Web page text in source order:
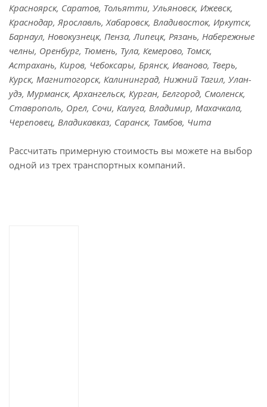
Красноярск, Саратов, Тольятти, Ульяновск, Ижевск,
Краснодар, Ярославль, Хабаровск, Владивосток, Иркутск,
Барнаул, Новокузнецк, Пенза, Липецк, Рязань, Набережные
челны, Оренбург, Тюмень, Тула, Кемерово, Томск,
Астрахань, Киров, Чебоксары, Брянск, Иваново, Тверь,
Курск, Магнитогорск, Калининград, Нижний Тагил, Улан-
удэ, Мурманск, Архангельск, Курган, Белгород, Смоленск,
Ставрополь, Орел, Сочи, Калуга, Владимир, Махачкала,
Череповец, Владикавказ, Саранск, Тамбов, Чита
Рассчитать примерную стоимость вы можете на выбор
одной из трех транспортных компаний.